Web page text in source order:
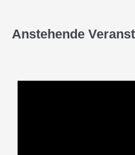
Anstehende